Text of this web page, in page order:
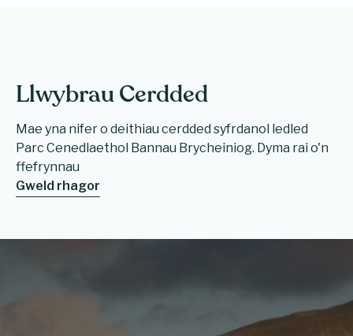
Llwybrau Cerdded
Mae yna nifer o deithiau cerdded syfrdanol ledled
Parc Cenedlaethol Bannau Brycheiniog. Dyma rai o'n
ffefrynnau
Gweld rhagor